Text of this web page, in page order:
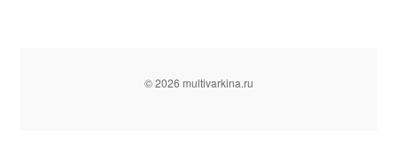
© 2026 multivarkina.ru